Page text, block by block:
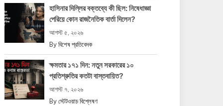
হাসিনার দিল্লির বক্তব্যে কী ছিল: নিষেধাজ্ঞা
পেরিয়ে কোন রাজনৈতিক বার্তা দিলেন?
আগস্ট ৫, ২০২৬
By বিশেষ প্রতিবেদক
ক্ষমতার ১৭১ দিন: নতুন সরকারের ১০
প্রতিশ্রুতির কতটা বাস্তবায়িত?
আগস্ট ৭, ২০২৬
By স্টেটওয়াচ বিশ্লেষণ